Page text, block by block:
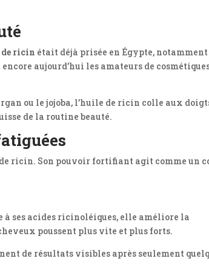
ricin était déjà prisée en Égypte,
aujourd’hui les amateurs de
ou le jojoba, l’huile de ricin colle aux
de la routine beauté.
de ricin. Son pouvoir fortifiant agit comme un
à ses acides ricinoléiques, elle améliore la
poussent plus vite et plus forts.
de résultats visibles après seulement